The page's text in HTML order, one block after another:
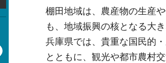
棚田地域は、農産物の生産
も、地域振興の核となる大
兵庫県では、貴重な国民的
とともに、観光や都市農村